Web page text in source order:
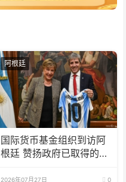
阿根廷
国际货币基金组织到访阿
根廷 赞扬政府已取得的成
2026年07月27日 0